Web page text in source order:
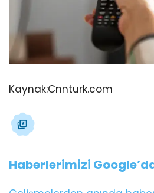
Kaynak:Cnnturk.com
Haberlerimizi